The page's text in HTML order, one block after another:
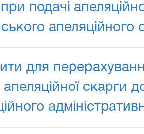
подачі
апеляційного
для
апеляційної скарги